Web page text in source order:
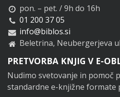
pon. – pet. / 9h do 16h
01 200 37 05
info@biblos.si
Beletrina, Neubergerjeva
PRETVORBA KNJIG V E-
Nudimo svetovanje in pomoč
standardne e-knjižne formate